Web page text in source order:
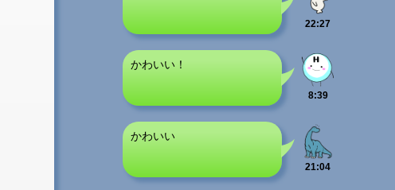
22:27
8:39
かわいい！
21:04
かわいい